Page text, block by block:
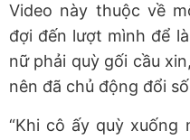
Video này thuộc về
đợi đến lượt mình để
nữ phải quỳ gối cầu
nên đã chủ động đổi
“Khi cô ấy quỳ xuống